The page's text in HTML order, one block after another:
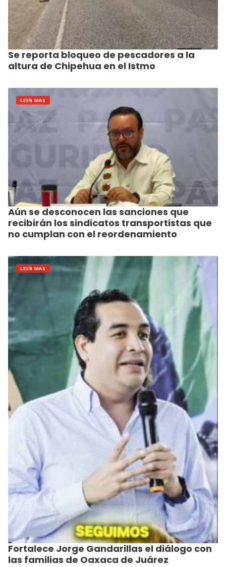
Se reporta bloqueo de pescadores a la
altura de Chipehua en el Istmo
LEER MAS
Aún se desconocen las sanciones que
recibirán los sindicatos transportistas que
no cumplan con el reordenamiento
LEER MAS
Fortalece Jorge Gandarillas el diálogo con
las familias de Oaxaca de Juárez